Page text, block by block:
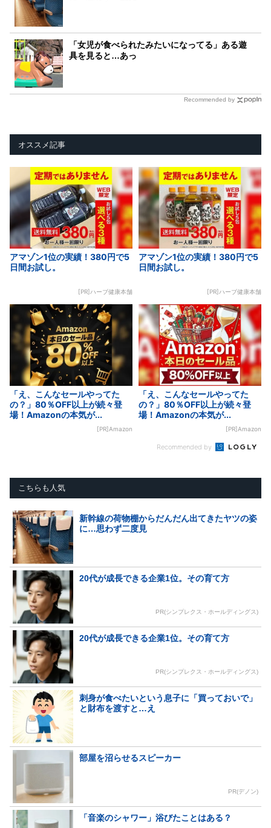
「女児が食べられたみたいになってる」ある遊
具を見ると…あっ
Recommended by
オススメ記事
アマゾン1位の実績！380円で5
日間お試し。
[PR]ハーブ健康本舗
アマゾン1位の実績！380円で5
日間お試し。
[PR]ハーブ健康本舗
「え、こんなセールやってた
の？」80％OFF以上が続々登
場！Amazonの本気が...
[PR]Amazon
「え、こんなセールやってた
の？」80％OFF以上が続々登
場！Amazonの本気が...
[PR]Amazon
Recommended by
こちらも人気
新幹線の荷物棚からだんだん出てきたヤツの姿
に…思わず二度見
20代が成長できる企業1位。その育て方
PR(シンプレクス・ホールディングス)
20代が成長できる企業1位。その育て方
PR(シンプレクス・ホールディングス)
刺身が食べたいという息子に「買っておいで」
と財布を渡すと…え
部屋を沼らせるスピーカー
PR(デノン)
「音楽のシャワー」浴びたことはある？